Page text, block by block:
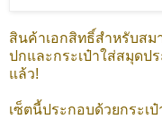
สินค้าเอกสิทธิ์สำหรับสม
ปกและกระเป๋าใส่สมุดป
แล้ว!
เซ็ตนี้ประกอบด้วยกระเ